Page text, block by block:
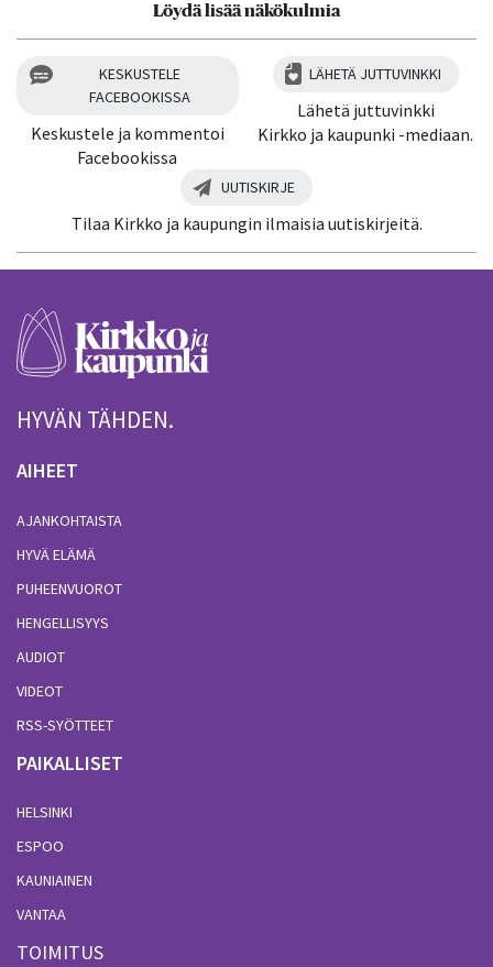
Löydä lisää näkökulmia
KESKUSTELE
FACEBOOKISSA
Keskustele ja kommentoi
Facebookissa
LÄHETÄ JUTTUVINKKI
Lähetä juttuvinkki
Kirkko ja kaupunki -mediaan.
UUTISKIRJE
Tilaa Kirkko ja kaupungin ilmaisia uutiskirjeitä.
HYVÄN TÄHDEN.
AIHEET
AJANKOHTAISTA
HYVÄ ELÄMÄ
PUHEENVUOROT
HENGELLISYYS
AUDIOT
VIDEOT
RSS-SYÖTTEET
PAIKALLISET
HELSINKI
ESPOO
KAUNIAINEN
VANTAA
TOIMITUS